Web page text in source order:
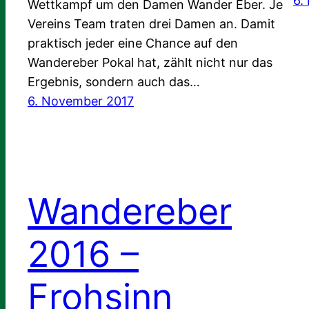
Wettkampf um den Damen Wander Eber. Je
Vereins Team traten drei Damen an. Damit
praktisch jeder eine Chance auf den
Wandereber Pokal hat, zählt nicht nur das
Ergebnis, sondern auch das…
6. November 2017
Wandereber
2016 –
Frohsinn